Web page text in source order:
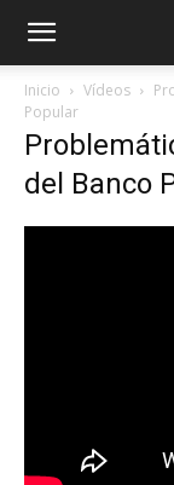
Inicio Vídeos
Popular
del Banco